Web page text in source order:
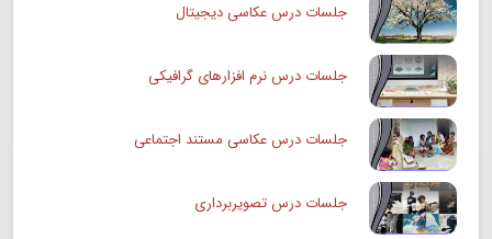
جلسات درس عکاسی دیجیتال
جلسات درس نرم افزارهای گرافیکی
جلسات درس عکاسی مستند اجتماعی
جلسات درس تصویربرداری